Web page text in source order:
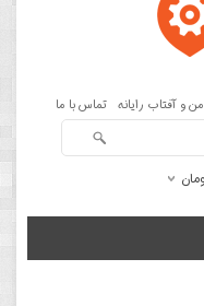
من و آفتاب رایانه تماس با ما